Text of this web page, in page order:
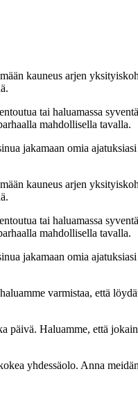
kauneus arjen
tai haluamassa
mahdollisella tavalla.
jakamaan omia
kauneus arjen
tai haluamassa
mahdollisella tavalla.
jakamaan omia
varmistaa, että
päivä. Haluamme, että
yhdessäolo. Anna